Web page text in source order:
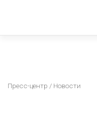
Пресс-центр / Новости